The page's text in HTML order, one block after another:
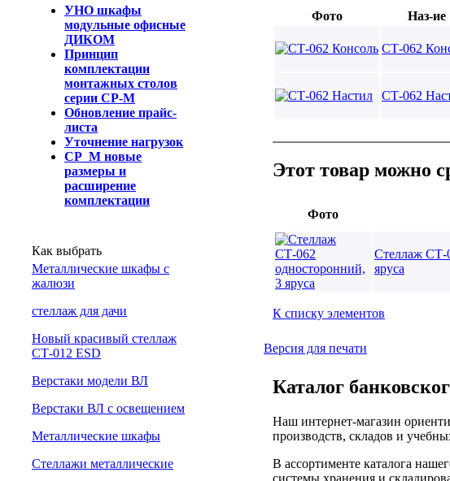
УНО шкафы
модульные офисные
ДИКОМ
Принцип
комплектации
монтажных столов
серии СР-М
Обновление прайс-
листа
Уточнение нагрузок
СР_М новые
размеры и
расширение
комплектации
Как выбрать
Металлические шкафы с
жалюзи
cтеллаж для дачи
Новый красивый стеллаж
СТ-012 ESD
Верстаки модели ВЛ
Верстаки ВЛ с освещением
Металлические шкафы
Стеллажи металлические
Фото Наз-ие
СТ-062
СТ-062
Этот товар можно
Фото
Стеллаж СТ-
яруса
К списку элементов
Версия для печати
Каталог
Наш интернет-магазин
производств, складов и
В ассортименте каталога
системы хранения и